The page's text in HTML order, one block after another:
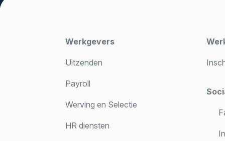
Werkgevers
Uitzenden
Payroll
Werving en Selectie
HR diensten